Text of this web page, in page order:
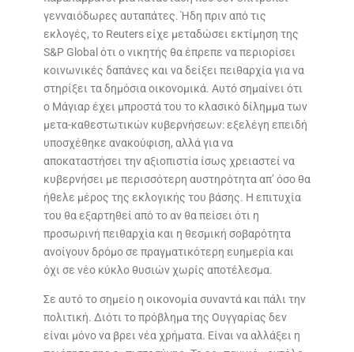
γενναιόδωρες αυταπάτες. Ήδη πριν από τις
εκλογές, το Reuters είχε μεταδώσει εκτίμηση της
S&P Global ότι ο νικητής θα έπρεπε να περιορίσει
κοινωνικές δαπάνες και να δείξει πειθαρχία για να
στηρίξει τα δημόσια οικονομικά. Αυτό σημαίνει ότι
ο Μάγιαρ έχει μπροστά του το κλασικό δίλημμα των
μετα-καθεστωτικών κυβερνήσεων: εξελέγη επειδή
υποσχέθηκε ανακούφιση, αλλά για να
αποκαταστήσει την αξιοπιστία ίσως χρειαστεί να
κυβερνήσει με περισσότερη αυστηρότητα απ’ όσο θα
ήθελε μέρος της εκλογικής του βάσης. Η επιτυχία
του θα εξαρτηθεί από το αν θα πείσει ότι η
προσωρινή πειθαρχία και η θεσμική σοβαρότητα
ανοίγουν δρόμο σε πραγματικότερη ευημερία και
όχι σε νέο κύκλο θυσιών χωρίς αποτέλεσμα.
Σε αυτό το σημείο η οικονομία συναντά και πάλι την
πολιτική. Διότι το πρόβλημα της Ουγγαρίας δεν
είναι μόνο να βρει νέα χρήματα. Είναι να αλλάξει η